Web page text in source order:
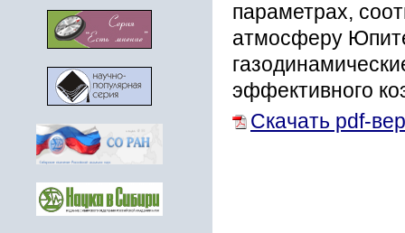
параметрах,
атмосферу
эффективного
Скачать pdf-